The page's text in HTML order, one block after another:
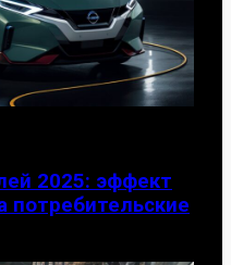
2025: эффект
потребительские